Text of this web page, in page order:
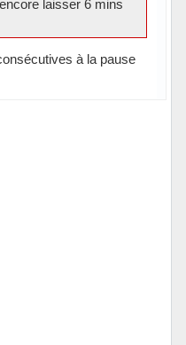
laisser 6 mins
à la pause